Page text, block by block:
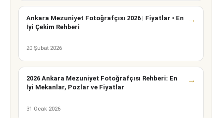
Ankara Mezuniyet Fotoğrafçısı 2026 | Fiyatlar • En
İyi Çekim Rehberi
20 Şubat 2026
→
2026 Ankara Mezuniyet Fotoğrafçısı Rehberi: En
İyi Mekanlar, Pozlar ve Fiyatlar
31 Ocak 2026
→